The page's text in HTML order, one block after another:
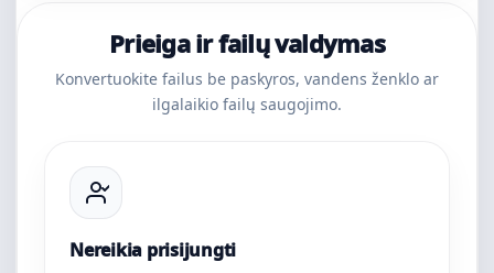
Prieiga ir failų valdymas
Konvertuokite failus be paskyros, vandens ženklo ar
ilgalaikio failų saugojimo.
Nereikia prisijungti